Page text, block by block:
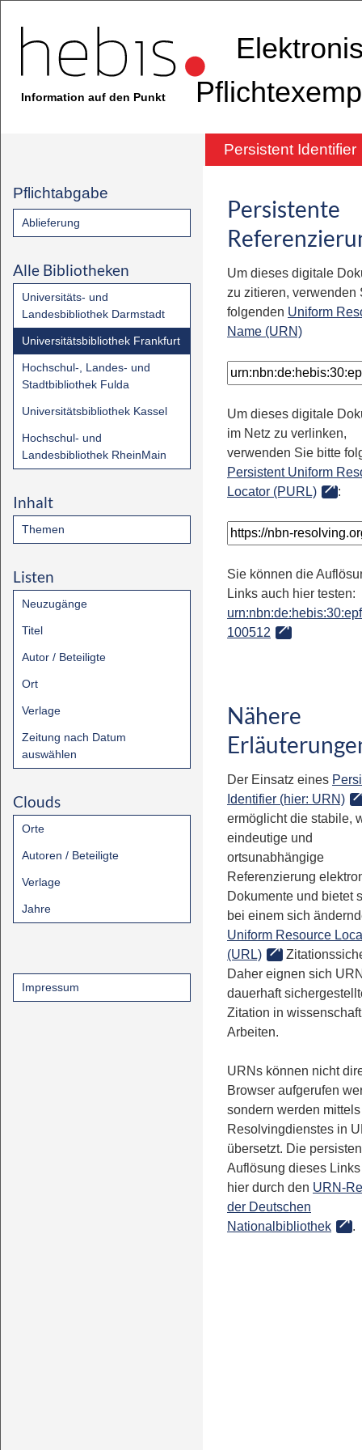
Information auf den Punkt
Persistent Identifier
Pflichtabgabe
Ablieferung
Alle Bibliotheken
Universitäts- und
Landesbibliothek Darmstadt
Universitätsbibliothek Frankfurt
Hochschul-, Landes- und
Stadtbibliothek Fulda
Universitätsbibliothek Kassel
Hochschul- und
Landesbibliothek RheinMain
Inhalt
Themen
Listen
Neuzugänge
Titel
Autor / Beteiligte
Ort
Verlage
Zeitung nach Datum
auswählen
Clouds
Orte
Autoren / Beteiligte
Verlage
Jahre
Impressum
Persistente
Um dieses digitale
zu zitieren, verwenden
folgenden Uniform
Name (URN)
Um dieses digitale
im Netz zu verlinken,
verwenden Sie bitte
Persistent Uniform
Locator (PURL)
:
Sie können die
Links auch hier testen:
100512
Nähere
Der Einsatz eines
Identifier (hier: URN)
ermöglicht die stabile,
eindeutige und
ortsunabhängige
Referenzierung
Dokumente und bietet
bei einem sich
Uniform Resource
(URL)
Daher eignen sich
dauerhaft
Zitation in
Arbeiten.
URNs können nicht
Browser aufgerufen
sondern werden
Resolvingdienstes in
übersetzt. Die
Auflösung dieses
hier durch den URN-
der Deutschen
Nationalbibliothek
.